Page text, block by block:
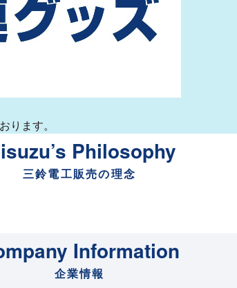
ります。
Philosophy
三鈴電工販売の理念
Information
企業情報